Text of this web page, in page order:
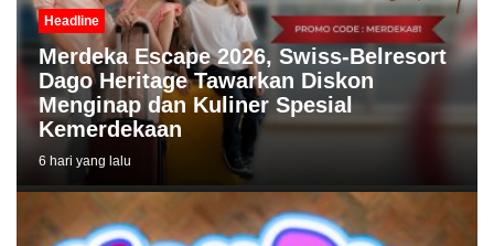
Headline
Merdeka Escape 2026, Swiss-Belresort
Dago Heritage Tawarkan Diskon
Menginap dan Kuliner Spesial
Kemerdekaan
6 hari yang lalu